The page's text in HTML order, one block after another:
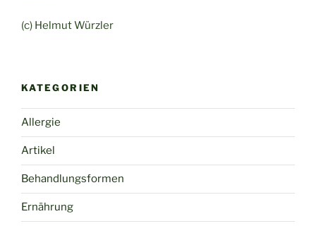
(c) Helmut Würzler
KATEGORIEN
Allergie
Artikel
Behandlungsformen
Ernährung